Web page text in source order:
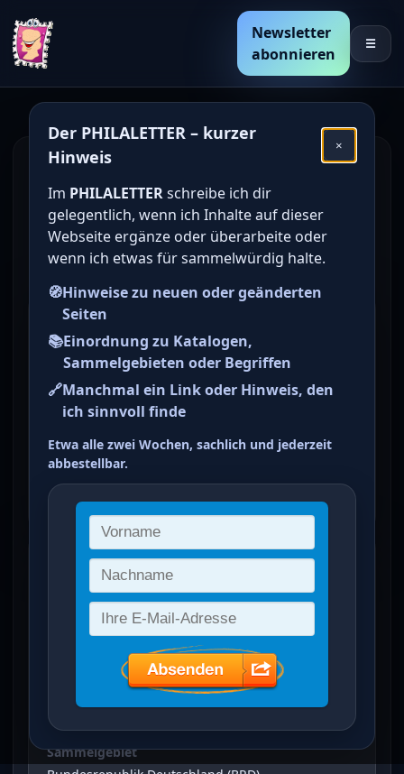
Newsletter
abonnieren
☰
Der PHILALETTER – kurzer
Hinweis
×
Im PHILALETTERschreibe ich dir
gelegentlich, wenn ich Inhalte auf dieser
Webseite ergänze oder überarbeite oder
wenn ich etwas für sammelwürdig halte.
🧭Hinweise zu neuen oder geänderten
Seiten
📚Einordnung zu Katalogen,
Sammelgebieten oder Begriffen
🔗Manchmal ein Link oder Hinweis, den
ich sinnvoll finde
Etwa alle zwei Wochen, sachlich und jederzeit
abbestellbar.
Den Katalogwert von
deutschen Briefmarken
online bestimmen /
ermitteln
Briefmarke zu
Bundesrepublik Deutschland
(BRD) 100 Jahre German.
Nationalmuseum Nürnberg
10+5 Pfg olivgrün
ein Treffer von 1
100 Jahre German. Nationalmuseum
Nürnberg(10+5 Pfg)
Vergrößertes Bild bei Klick auf Bild
Ausgabeanlass
100 Jahre German. Nationalmuseum Nürnberg
Sammelgebiet